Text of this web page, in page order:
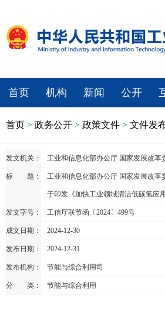
首页 机构 新闻 公开
首页 > 政务公开 > 政策文件 > 文件发
发文机关： 工业和信息化部办公厅 国家发展改革
标 题： 工业和信息化部办公厅 国家发展改
于印发《加快工业领域清洁低碳氢应
发文字号： 工信厅联节函〔2024〕499号
成文日期： 2024-12-30
发布日期： 2024-12-31
发布机构： 节能与综合利用司
分 类： 节能与综合利用